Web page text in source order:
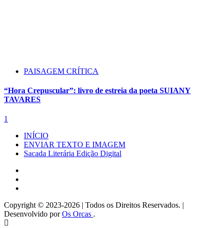
PAISAGEM CRÍTICA
“Hora Crepuscular”: livro de estreia da poeta SUIANY
TAVARES
1
INÍCIO
ENVIAR TEXTO E IMAGEM
Sacada Literária Edição Digital
Copyright © 2023-2026 | Todos os Direitos Reservados. |
Desenvolvido porOs Orcas .